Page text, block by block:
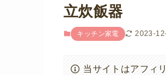
立炊飯器
キッチン家電 2023-
当サイトはアフィ